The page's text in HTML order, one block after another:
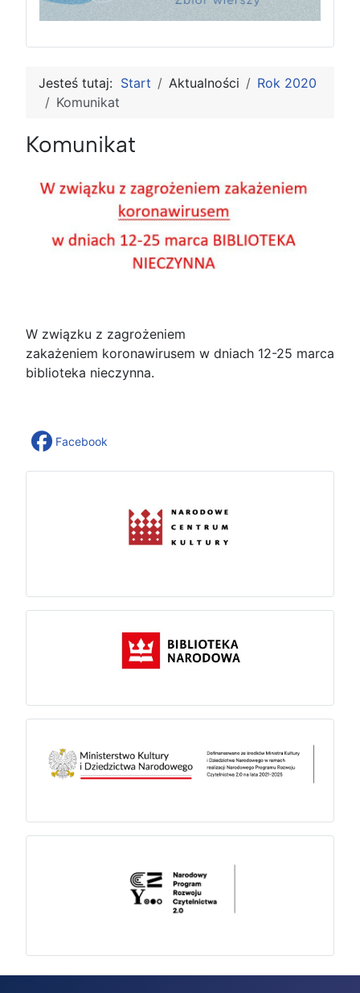
Jesteś tutaj: Start Aktualności
Rok 2020
Komunikat
Komunikat
W związku z zagrożeniem
zakażeniem koronawirusem w dniach 12-25 marca
biblioteka nieczynna.
Facebook